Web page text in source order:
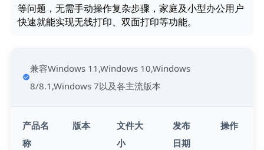
等问题，无需手动操作复杂步骤，家庭及小型办公用户
快速就能实现无线打印、双面打印等功能。
兼容Windows 11,Windows 10,Windows
8/8.1,Windows 7以及各主流版本
产品名
称
版本
文件大
小
发布
日期
操作